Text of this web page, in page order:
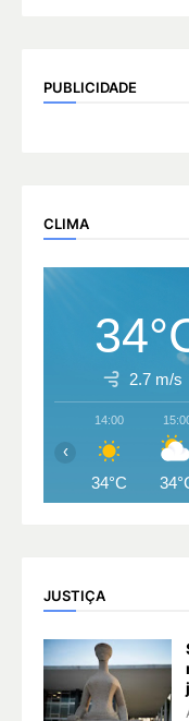
PUBLICIDADE
CLIMA
2.7 m/s
14:00
34°C
‹
JUSTIÇA